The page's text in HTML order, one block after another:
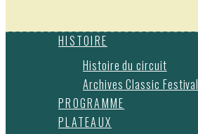
HISTOIRE
Histoire du circuit
Archives Classic Festival
PROGRAMME
PLATEAUX